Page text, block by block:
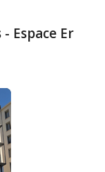
Espace Er